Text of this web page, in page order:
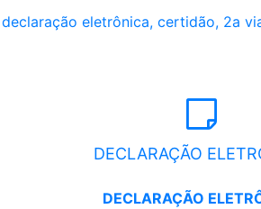
eletrônica, certidão, 2a
DECLARAÇÃO
DECLARAÇÃO